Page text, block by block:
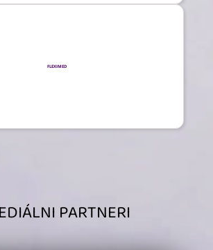
FLEXIMED
PARTNERI